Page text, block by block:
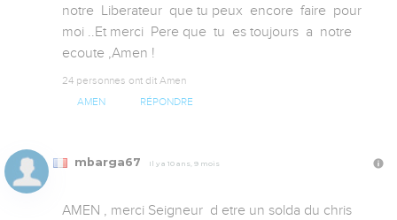
notre  Liberateur  que tu peux  encore  faire  pour
moi ..Et merci  Pere que  tu  es toujours  a  notre
ecoute ,Amen !
24 personnes ont dit Amen
AMEN RÉPONDRE
mbarga67 Il y a 10 ans, 9 mois
AMEN , merci Seigneur  d etre un solda du chris